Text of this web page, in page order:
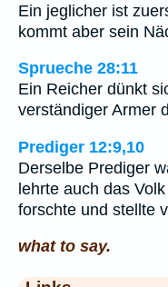
Ein jeglicher ist
kommt aber sein
Sprueche 28:11
Ein Reicher dünkt
verständiger Armer
Prediger 12:9,10
Derselbe Prediger
lehrte auch das
forschte und stellte
what to say.